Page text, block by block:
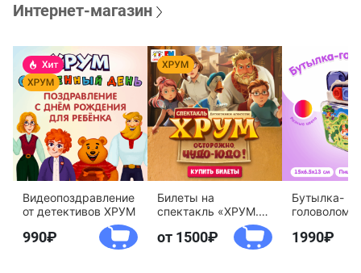
Интернет-магазин
Видеопоздравление
от детективов ХРУМ
990
Билеты на
спектакль «ХРУМ.
Осторожно, Чудо-
Юдо!»
от 1500
Бутылка-
агентство
1990